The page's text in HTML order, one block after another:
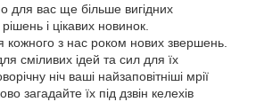
для вас ще більше вигідних
і цікавих новинок.
з нас роком нових звершень.
сміливих ідей та сил для їх
ніч ваші найзаповітніші мрії
загадайте їх під дзвін келехів